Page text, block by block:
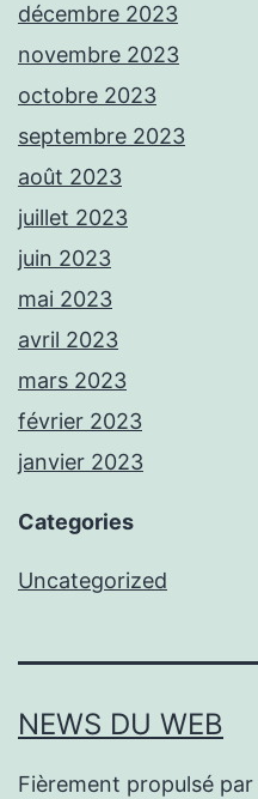
décembre 2023
novembre 2023
octobre 2023
septembre 2023
août 2023
juillet 2023
juin 2023
mai 2023
avril 2023
mars 2023
février 2023
janvier 2023
Categories
Uncategorized
NEWS DU WEB
Fièrement propulsé par